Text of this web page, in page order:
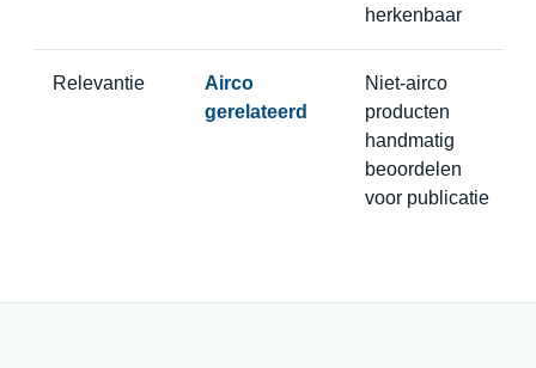
herkenbaar
Relevantie
Airco
gerelateerd
Niet-airco
producten
handmatig
beoordelen
voor publicatie